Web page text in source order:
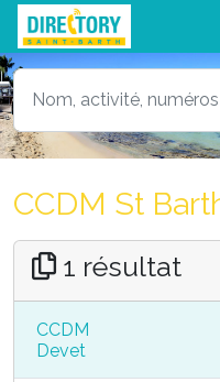
CCDM St
1 résultat
CCDM
Devet